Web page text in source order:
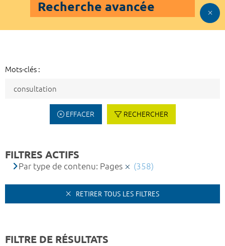
Recherche avancée
Mots-clés :
EFFACER RECHERCHER
FILTRES ACTIFS
Par type de contenu: Pages (358)
RETIRER TOUS LES FILTRES
FILTRE DE RÉSULTATS